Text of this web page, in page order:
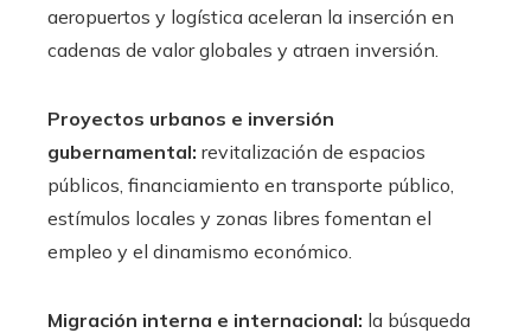
aeropuertos y logística aceleran la inserción en
cadenas de valor globales y atraen inversión.
Proyectos urbanos e inversión
gubernamental: revitalización de espacios
públicos, financiamiento en transporte público,
estímulos locales y zonas libres fomentan el
empleo y el dinamismo económico.
Migración interna e internacional: la búsqueda